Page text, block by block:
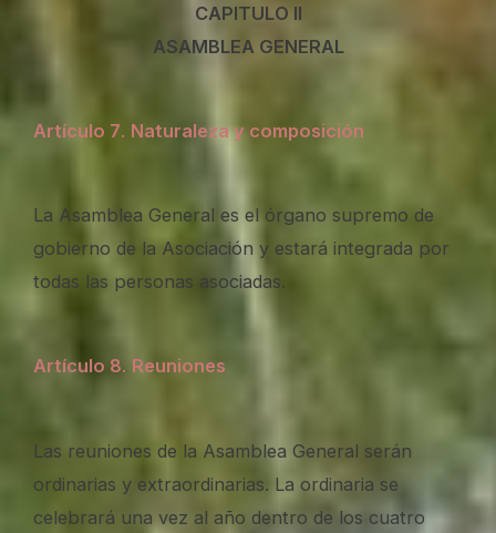
CAPITULO II
ASAMBLEA GENERAL
Artículo 7. Naturaleza y composición
La Asamblea General es el órgano supremo de
gobierno de la Asociación y estará integrada por
todas las personas asociadas.
Artículo 8. Reuniones
Las reuniones de la Asamblea General serán
ordinarias y extraordinarias. La ordinaria se
celebrará una vez al año dentro de los cuatro